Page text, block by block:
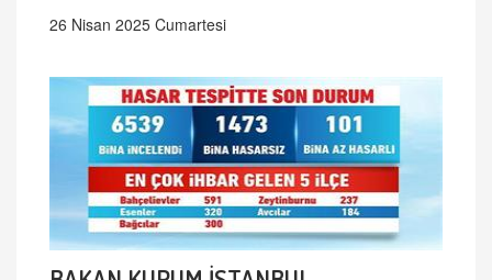
26 Nisan 2025 Cumartesi